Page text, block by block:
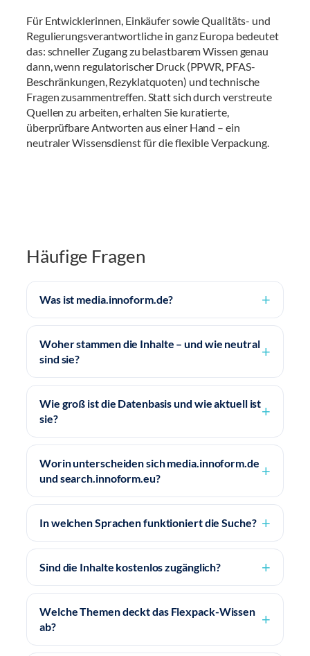
Für Entwicklerinnen, Einkäufer sowie Qualitäts- und
Regulierungsverantwortliche in ganz Europa bedeutet
das: schneller Zugang zu belastbarem Wissen genau
dann, wenn regulatorischer Druck (PPWR, PFAS-
Beschränkungen, Rezyklatquoten) und technische
Fragen zusammentreffen. Statt sich durch verstreute
Quellen zu arbeiten, erhalten Sie kuratierte,
überprüfbare Antworten aus einer Hand – ein
neutraler Wissensdienst für die flexible Verpackung.
Häufige Fragen
Was ist media.innoform.de?
Woher stammen die Inhalte – und wie neutral
sind sie?
Wie groß ist die Datenbasis und wie aktuell ist
sie?
Worin unterscheiden sich media.innoform.de
und search.innoform.eu?
In welchen Sprachen funktioniert die Suche?
Sind die Inhalte kostenlos zugänglich?
Welche Themen deckt das Flexpack-Wissen
ab?